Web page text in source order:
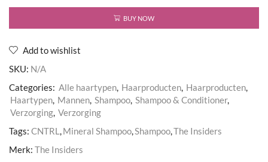
aantal
BUY NOW
Add to wishlist
SKU: N/A
Categories: Alle haartypen, Haarproducten, Haarproducten,
Haartypen, Mannen, Shampoo, Shampoo & Conditioner,
Verzorging, Verzorging
Tags: CNTRL,Mineral Shampoo,Shampoo,The Insiders
Merk: The Insiders